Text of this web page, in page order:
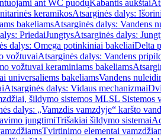
ant WC puodųKabantis aukštai
keramikosAtsarginės dalys:
bakeliamsAtsarginės dalys: Vandens
PriedaiJungtysAtsarginės dalys:
dalys: Omega potinkiniai bakeliaiDelta
vožtuvaiAtsarginės dalys: Vandens
vožtuvai keraminiams bakeliams
universaliems bakeliamsVandens
Atsarginės dalys: Vidaus mechanizmai
šildymo sistemos MLSL Sistemos
dalys: „Vamzdis vamzdyje“ karšto
jungtimiTrišakiai šildymo sistemai
Tvirtinimo elementai